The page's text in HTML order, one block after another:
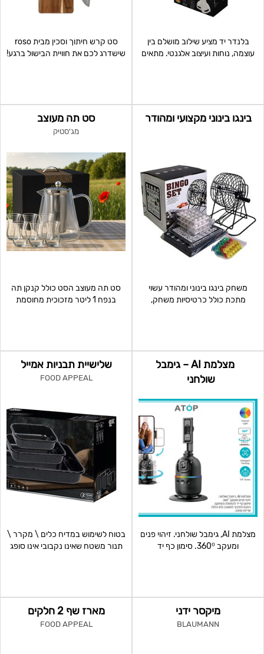
בלנדר יד מציע שילוב מושלם בין
עוצמה, נוחות ועיצוב אלגנטי. מתאים
סט קרש חיתוך וסכין מבית roso
שישדרג לכם את חוויית הבישול ברגע!
בינגו בינוני מקצועי ומהודר
משחק בינגו בינוני ומהודר עשוי
מתכת כולל כרטיסיות משחק,
סט תה מעוצב
מג'סטיק
סט תה מעוצב הסט כולל קנקן תה
בנפח 1 ליטר מזכוכית מחוסמת
מצלמת AI – גימבל
שולחני
מצלמת AI, גימבל שולחני. זיהוי פנים
ומעקב 360⁰. סימון כף יד
שלישיית תבניות אמייל
FOOD APPEAL
בטוח לשימוש במדיח כלים \ מקרר \
תנור משטח שאינו נקבובי אינו סופג
מיקסר ידני
BLAUMANN
מארז שף 2 חלקים
FOOD APPEAL